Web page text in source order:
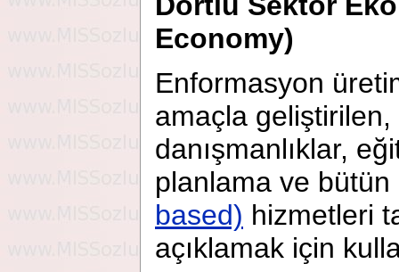
Economy)
Enformasyon
amaçla
danışmanlıklar,
planlama ve
based) hizmetleri
açıklamak için